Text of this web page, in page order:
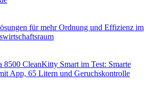
für mehr Ordnung und Effizienz im
8500 CleanKitty Smart im Test: Smarte
App, 65 Litern und Geruchskontrolle